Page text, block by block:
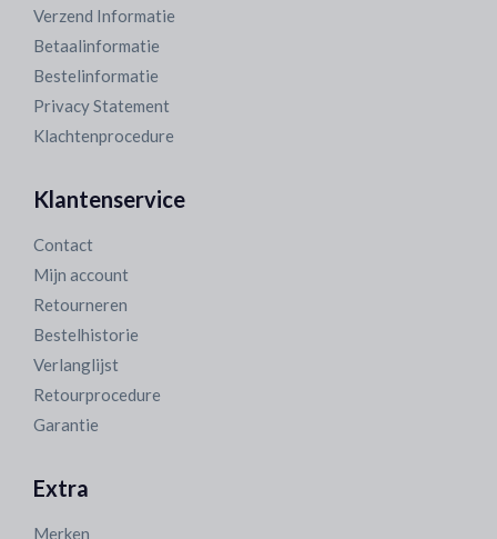
Verzend Informatie
Betaalinformatie
Bestelinformatie
Privacy Statement
Klachtenprocedure
Klantenservice
Contact
Mijn account
Retourneren
Bestelhistorie
Verlanglijst
Retourprocedure
Garantie
Extra
Merken